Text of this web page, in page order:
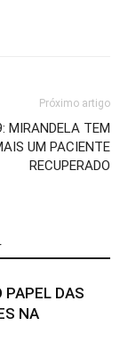
Próximo artigo
MIRANDELA TEM
UM PACIENTE
RECUPERADO
PAPEL DAS
NA